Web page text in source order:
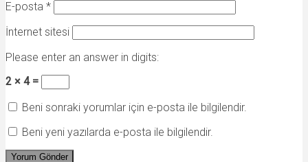
E-posta *
İnternet sitesi
Please enter an answer in digits:
2 × 4 =
Beni sonraki yorumlar için e-posta ile bilgilendir.
Beni yeni yazılarda e-posta ile bilgilendir.